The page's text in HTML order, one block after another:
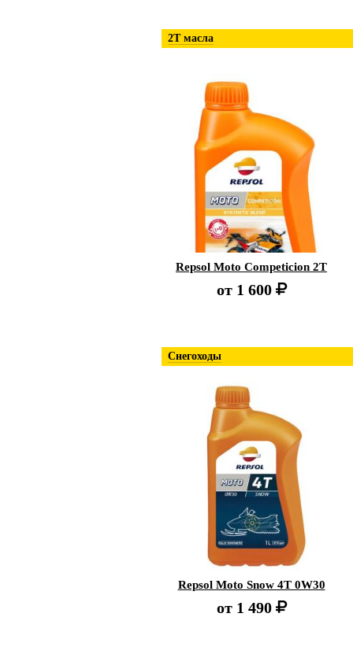
2Т масла
Repsol Moto Competicion 2T
от 1 600
Снегоходы
Repsol Moto Snow 4T 0W30
от 1 490